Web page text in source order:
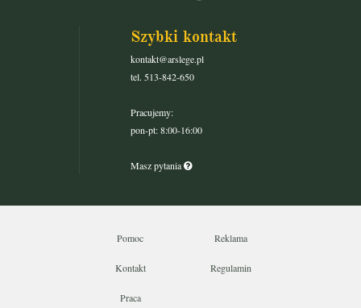
Szybki kontakt
kontakt@arslege.pl
tel. 513-842-650
Pracujemy:
pon-pt: 8:00-16:00
Masz pytania
Pomoc Reklama
Kontakt Regulamin
Praca